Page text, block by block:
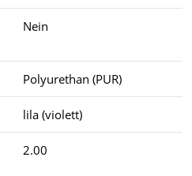
Nein
Polyurethan (PUR)
lila (violett)
2.00